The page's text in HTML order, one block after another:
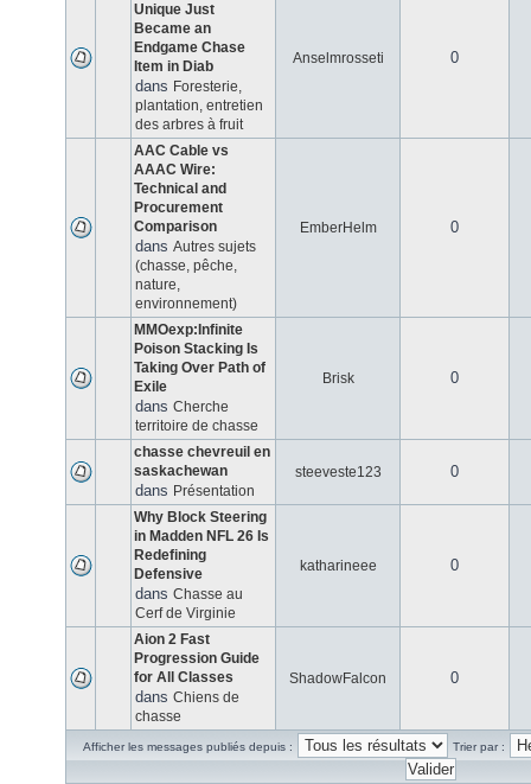
Unique Just
Became an
Endgame Chase
Item in Diab
dans Foresterie,
plantation, entretien
des arbres à fruit
Anselmrosseti 0
AAC Cable vs
AAAC Wire:
Technical and
Procurement
Comparison
dans Autres sujets
(chasse, pêche,
nature,
environnement)
EmberHelm 0
MMOexp:Infinite
Poison Stacking Is
Taking Over Path of
Exile
dans Cherche
territoire de chasse
Brisk 0
chasse chevreuil en
saskachewan
dans Présentation
steeveste123 0
Why Block Steering
in Madden NFL 26 Is
Redefining
Defensive
dans Chasse au
Cerf de Virginie
katharineee 0
Aion 2 Fast
Progression Guide
for All Classes
dans Chiens de
chasse
ShadowFalcon 0
Afficher les messages publiés depuis : Trier par :